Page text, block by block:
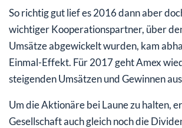
So richtig gut lief es 2016 dann aber
wichtiger Kooperationspartner, über
Umsätze abgewickelt wurden, kam
Einmal-Effekt. Für 2017 geht Amex
steigenden Umsätzen und Gewinnen
Um die Aktionäre bei Laune zu halten,
Gesellschaft auch gleich noch die